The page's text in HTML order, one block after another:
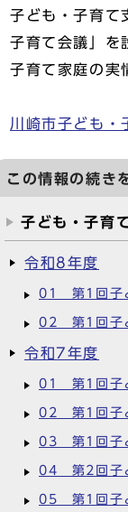
子ども・子育て
子育て会議」を
子育て家庭の実
川崎市子ども
この情報の続き
子ども・子育
令和8年度
01 第1回子
02 第1回子
令和7年度
01 第1回子
02 第1回子
03 第1回子
04 第2回子
05 第1回子